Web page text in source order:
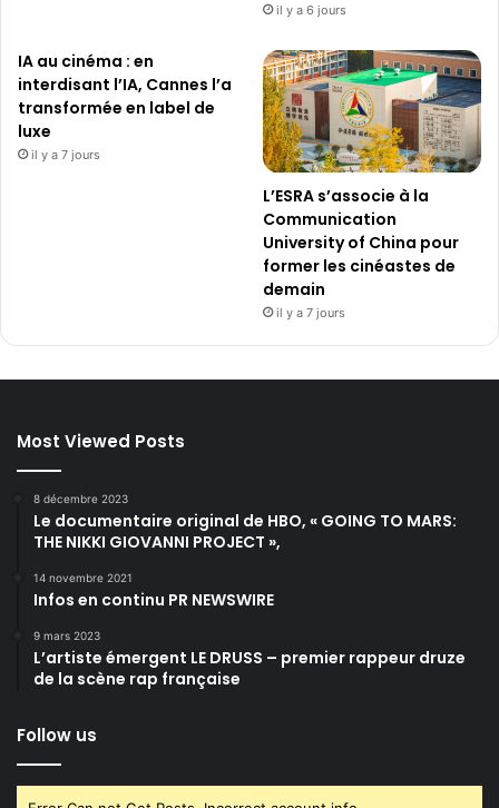
il y a 6 jours
IA au cinéma : en
interdisant l’IA, Cannes l’a
transformée en label de
luxe
il y a 7 jours
L’ESRA s’associe à la
Communication
University of China pour
former les cinéastes de
demain
il y a 7 jours
Most Viewed Posts
8 décembre 2023
Le documentaire original de HBO, « GOING TO MARS:
THE NIKKI GIOVANNI PROJECT »,
14 novembre 2021
Infos en continu PR NEWSWIRE
9 mars 2023
L’artiste émergent LE DRUSS – premier rappeur druze
de la scène rap française
Follow us